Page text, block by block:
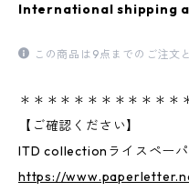
International shipping
この商品は9点までのご注文
＊＊＊＊＊＊＊＊＊＊＊＊
【ご確認ください】
ITD collectionライスペーパ
https://